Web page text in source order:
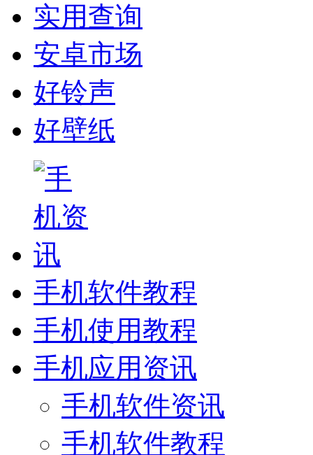
实用查询
安卓市场
好铃声
好壁纸
手机软件教程
手机使用教程
手机应用资讯
手机软件资讯
手机软件教程